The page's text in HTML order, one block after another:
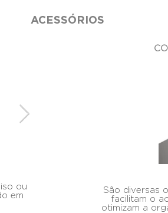
ACESSÓRIOS
ou
em
São diversas
facilitam o
otimizam a